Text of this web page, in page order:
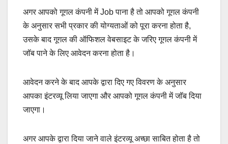
अगर आपको गूगल कंपनी में Job पाना है तो आपको गूगल कंपनी
के अनुसार सभी प्रकार की योग्यताओं को पूरा करना होता है,
उसके बाद गूगल की ऑफिशल वेबसाइट के जरिए गूगल कंपनी में
जॉब पाने के लिए आवेदन करना होता है।
आवेदन करने के बाद आपके द्वारा दिए गए विवरण के अनुसार
आपका इंटरव्यू लिया जाएगा और आपको गूगल कंपनी में जॉब दिया
जाएगा।
अगर आपके द्वारा दिया जाने वाले इंटरव्यू अच्छा साबित होता है तो